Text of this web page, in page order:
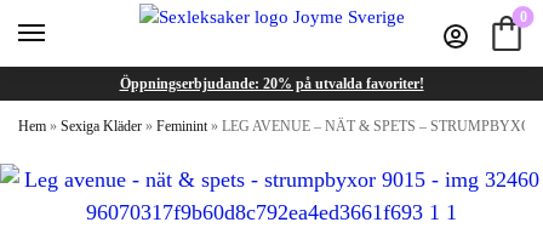
0
Öppningserbjudande: 20% på utvalda favoriter!
Hem » Sexiga Kläder » Feminint» LEG AVENUE – NÄT & SPETS – STRUMPBYXOR